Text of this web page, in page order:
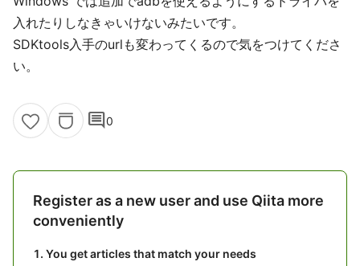
入れたりしなきゃいけないみたいです。
SDKtools入手のurlも変わってくるので気をつけてくださ
い。
comment0
Register as a new user and use Qiita more
conveniently
You get articles that match your needs